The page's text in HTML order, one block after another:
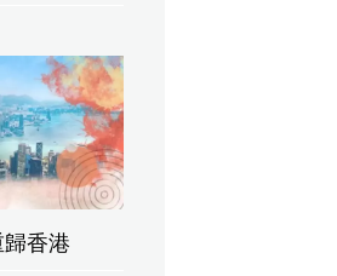
香港